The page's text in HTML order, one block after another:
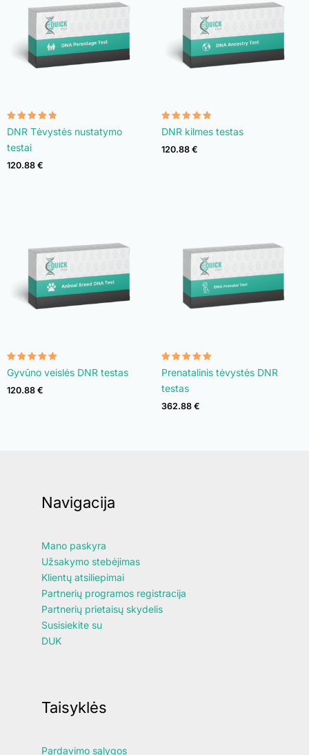
Įvertinimas:
4.74
iš 5
DNR Tėvystės nustatymo
testai
120.88 €
Įvertinimas:
4.74
iš 5
DNR kilmes testas
120.88 €
Įvertinimas:
4.90
iš 5
Gyvūno veislės DNR testas
120.88 €
Įvertinimas:
4.92
iš 5
Prenatalinis tėvystės DNR
testas
362.88 €
Navigacija
Mano paskyra
Užsakymo stebėjimas
Klientų atsiliepimai
Partnerių programos registracija
Partnerių prietaisų skydelis
Susisiekite su
DUK
Taisyklės
Pardavimo sąlygos